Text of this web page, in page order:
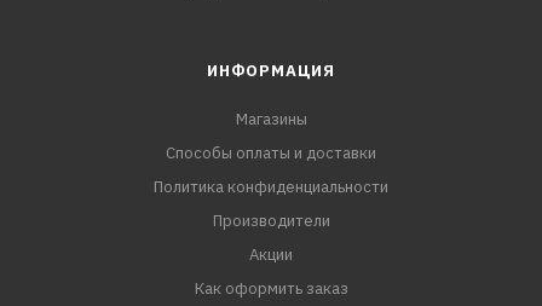
ИНФОРМАЦИЯ
Магазины
Способы оплаты и доставки
Политика конфиденциальности
Производители
Акции
Как оформить заказ